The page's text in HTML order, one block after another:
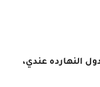
النهارده عندي،